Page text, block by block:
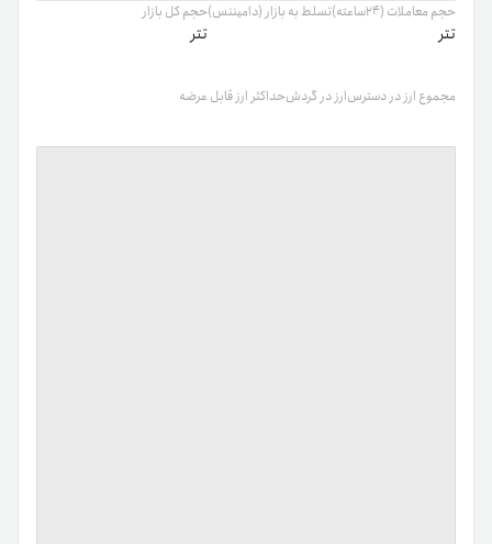
حجم معاملات (۲۴ساعته)
تتر
تسلط به بازار (دامیننس)حجم کل بازار
تتر
مجموع ارز در دسترسارز در گردشحداکثر ارز قابل عرضه